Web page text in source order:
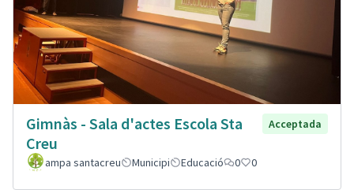
Gimnàs - Sala d'actes Escola Sta
Creu
Acceptada
ampa santacreu Municipi Educació 0 0